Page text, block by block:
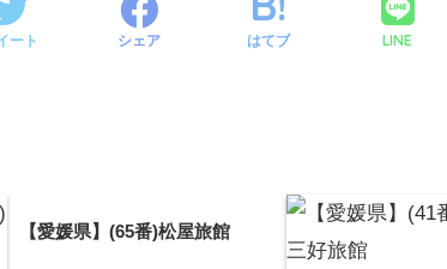
ート シェア はてブ LINE
【愛媛県】(65番)松屋旅館